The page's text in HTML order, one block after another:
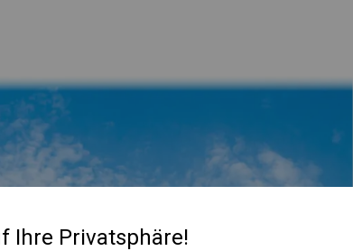
Ihre Privatsphäre!